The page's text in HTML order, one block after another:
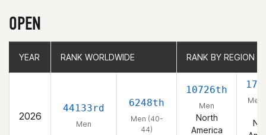
OPEN
YEAR RANK WORLDWIDE RANK BY REGION
2026
44133rd
Men
6248th
Men (40-
44)
10726th
Men
North
America
Men
YEAR RANK WORLDWIDE RANK BY REGION